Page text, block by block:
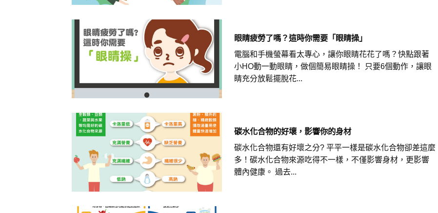
眼睛疲勞了嗎？這時你需要「眼睛操」
電腦和手機螢幕看太專心，讓你眼睛花花了嗎？快點跟著
小HO動一動眼睛，做個簡易眼睛操！ 只要6個動作，讓眼
睛充分放鬆擺脫花...
碳水化合物的好壞，影響你的身材
碳水化合物還有好壞之分? 平平一樣是碳水化合物卻差這麼
多！碳水化合物來源吃得不一樣，不僅影響身材，更影響
體內健康。 過去...